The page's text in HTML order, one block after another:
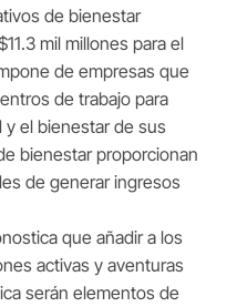
de bienestar
mil millones para el
de empresas que
de trabajo para
y el bienestar de sus
bienestar proporcionan
de generar ingresos
que añadir a los
activas y aventuras
serán elementos de